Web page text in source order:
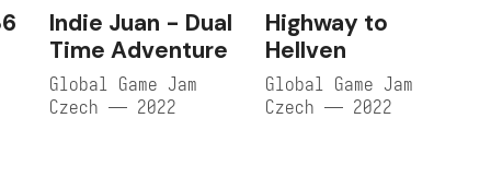
Indie Juan - Dual
Time Adventure
Global Game Jam
Czech — 2022
Highway to
Hellven
Global Game Jam
Czech — 2022